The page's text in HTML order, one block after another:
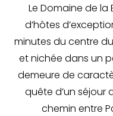
Le Domaine de la
d’hôtes
minutes du centre
et nichée dans un
demeure de
quête d’un séjour
chemin entre